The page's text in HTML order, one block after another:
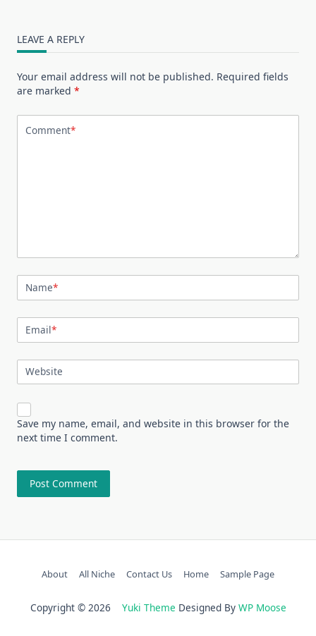
LEAVE A REPLY
Your email address will not be published. Required fields
are marked *
Comment*
Name*
Email*
Website
Save my name, email, and website in this browser for the
next time I comment.
About All Niche Contact Us Home Sample Page
Copyright © 2026 Yuki Theme Designed By WP Moose